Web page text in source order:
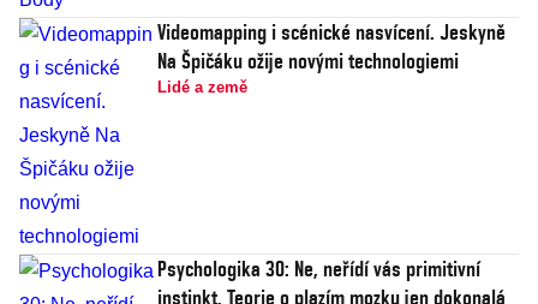
Videomapping i scénické nasvícení. Jeskyně
Na Špičáku ožije novými technologiemi
Lidé a země
Psychologika 30: Ne, neřídí vás primitivní
instinkt. Teorie o plazím mozku jen dokonalá